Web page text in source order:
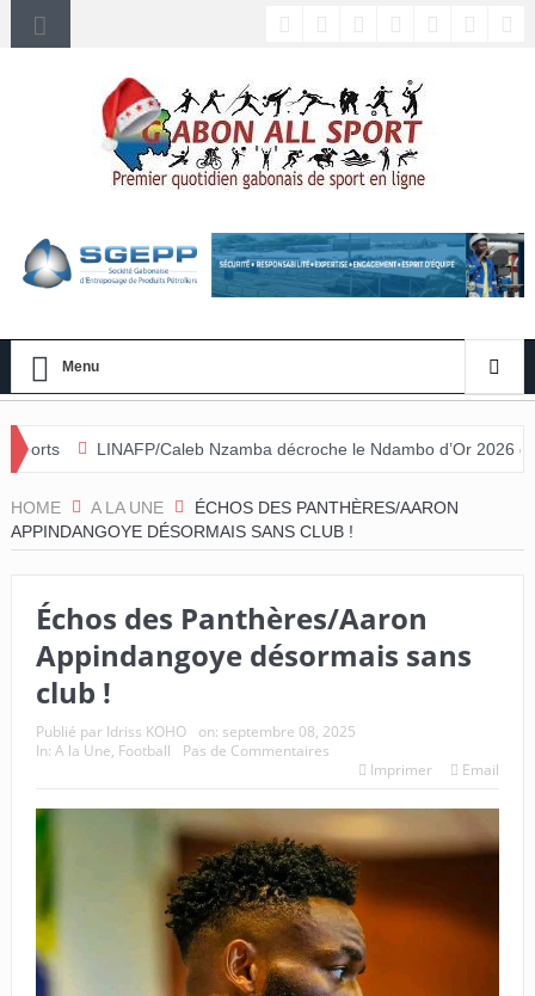
Menu
Caleb Nzamba décroche le Ndambo d’Or 2026 et Alain Djissikadié
HOME A LA UNE
ÉCHOS DES PANTHÈRES/AARON
APPINDANGOYE DÉSORMAIS SANS CLUB !
Échos des Panthères/Aaron
Appindangoye désormais sans
club !
Publié par Idriss KOHO on: septembre 08, 2025
In: A la Une, Football
Pas de Commentaires
Imprimer
Email